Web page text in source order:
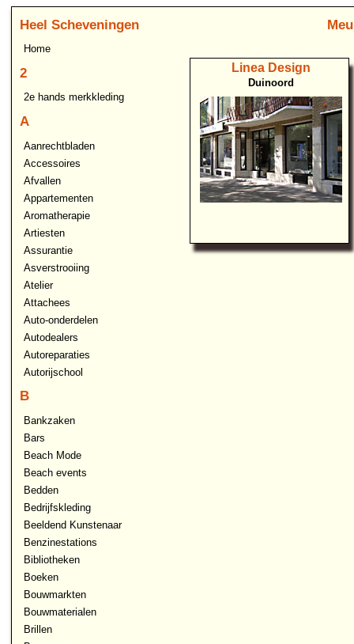
Heel Scheveningen
Home
2
2e hands merkkleding
A
Aanrechtbladen
Accessoires
Afvallen
Appartementen
Aromatherapie
Artiesten
Assurantie
Asverstrooiing
Atelier
Attachees
Auto-onderdelen
Autodealers
Autoreparaties
Autorijschool
B
Bankzaken
Bars
Beach Mode
Beach events
Bedden
Bedrijfskleding
Beeldend Kunstenaar
Benzinestations
Bibliotheken
Boeken
Bouwmarkten
Bouwmaterialen
Brillen
Linea Design
Duinoord